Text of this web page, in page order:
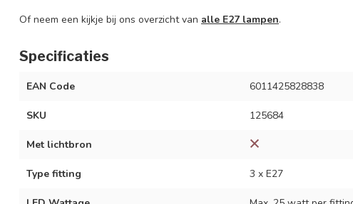
Of neem een kijkje bij ons overzicht van alle E27 lampen.
Specificaties
EAN Code 6011425828838
SKU 125684
Met lichtbron
Type fitting 3 x E27